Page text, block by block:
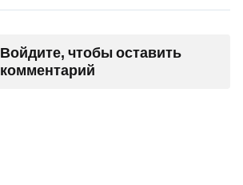
Войдите, чтобы оставить
комментарий